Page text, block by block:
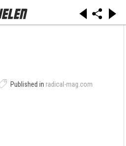
Published in radical-mag.com